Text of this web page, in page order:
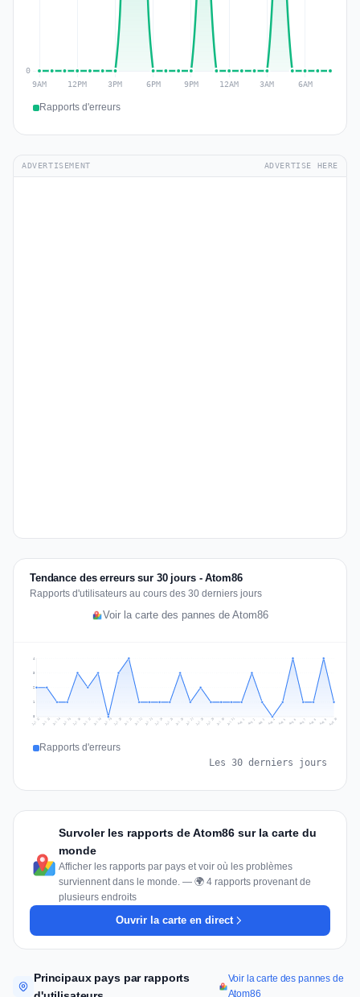
Rapports d'erreurs
ADVERTISEMENT ADVERTISE HERE
Tendance des erreurs sur 30 jours - Atom86
Rapports d'utilisateurs au cours des 30 derniers jours
Voir la carte des pannes de Atom86
1
2
3
4
Jul 12 Jul 13 Jul 14 Jul 15 Jul 16 Jul 17 Jul 18 Jul 19 Jul 20 Jul 21 Jul 22 Jul 23 Jul 24 Jul 25 Jul 26 Jul 27 Jul 28 Jul 29 Jul 30 Jul 31 Aug 1 Aug 2 Aug 3 Aug 4 Aug 5 Aug 6 Aug 7 Aug 8 Aug 9 Aug 10
Rapports d'erreurs
Les 30 derniers jours
Survoler les rapports de Atom86 sur la carte du
monde
Afficher les rapports par pays et voir où les problèmes
surviennent dans le monde. — 🌍 4 rapports provenant de
plusieurs endroits
Ouvrir la carte en direct
Principaux pays par rapports
Voir la carte des pannes de
Atom86